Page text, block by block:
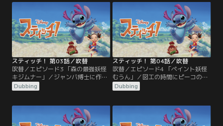
う。時空を越えてスティッチが不時
着したのは、ジャパンの最南端の
島、イザヨイ島だった。空腹のため
食べ物を探すスティッチは、あちこ
ちで大騒動を繰り広げ、島は大パニ
ック。
島に伝わる「ちたまの石」の話を聞
いたスティッチは、宇宙で一番強く
なるという願いを叶えてもらうた
め、43のイイコトをすることに。し
かし、イイコトとワルイコトの違い
が分からないスティッチは…。
スティッチ！ 第03話／吹替
吹替／エピソード3 「森の最強妖怪
キジムナー」／ジャンバ博士に作っ
てもらったイイコトカウンターを腕
につけ、今日もイイコトを探すステ
強い妖怪”キジムナー”に会いに行く
ことにした。しかし、オバアに教え
Dubbing
スティッチ！ 第04話／吹替
吹替／エピソード4 「ペイント妖怪
むうん」／図工の時間にピーコの描
いた自分の似顔絵に腹を立て、家に
帰ってもむくれているユウナ。なん
チは一生懸命だが、なかなか機嫌は
直らない。一方、森ではペイント妖
Dubbing